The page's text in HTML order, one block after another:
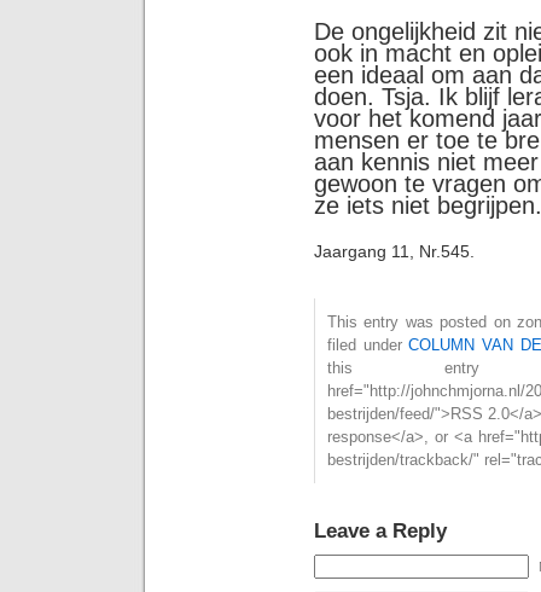
De ongelijkheid zit
ook in macht en
een ideaal om aan
doen. Tsja. Ik blijf
voor het komend
mensen er toe te
aan kennis niet
gewoon te vragen
ze iets niet begrijpen.
Jaargang 11, Nr.545.
This entry was posted on
filed underCOLUMN VAN
this entry
href="http://johnchmjorna.nl/
bestrijden/feed/">RSS 2.0</
response</a>, or <a
bestrijden/trackback/"
Leave a Reply